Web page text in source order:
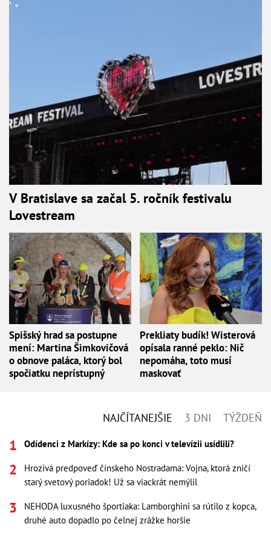
V Bratislave sa začal 5. ročník festivalu
Lovestream
Spišský hrad sa postupne
mení: Martina Šimkovičová
o obnove paláca, ktorý bol
spočiatku neprístupný
Prekliaty budík! Wisterová
opísala ranné peklo: Nič
nepomáha, toto musí
maskovať
NAJČÍTANEJŠIE 3 DNI TÝŽDEŇ
Odídenci z Markízy: Kde sa po konci v televízii usídlili?
Hrozivá predpoveď čínskeho Nostradama: Vojna, ktorá zničí
starý svetový poriadok! Už sa viackrát nemýlil
NEHODA luxusného športiaka: Lamborghini sa rútilo z kopca,
druhé auto dopadlo po čelnej zrážke horšie